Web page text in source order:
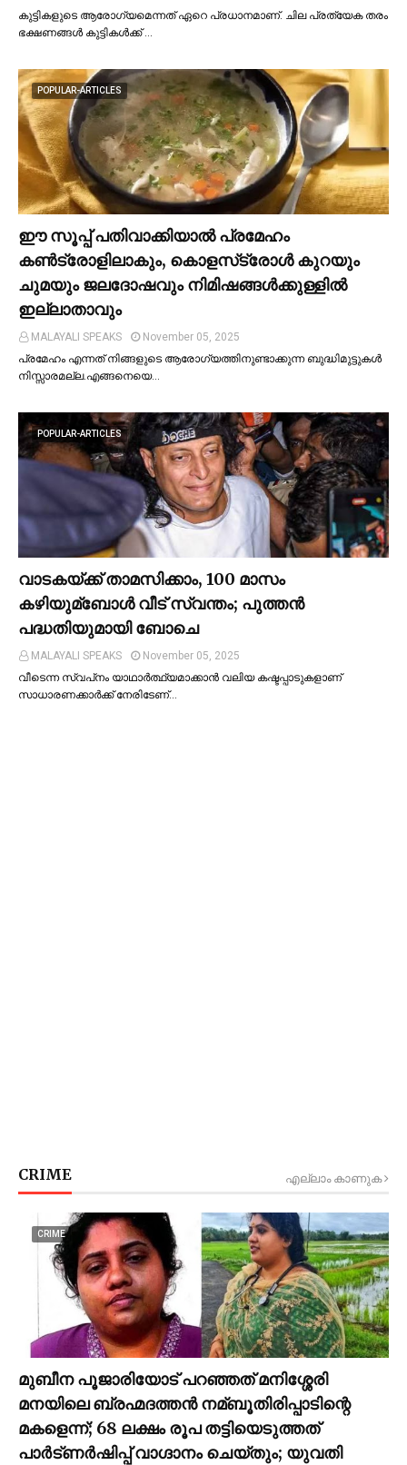
കുട്ടികളുടെ ആരോഗ്യമെന്നത് ഏറെ പ്രധാനമാണ്. ചില പ്രത്യേക തരം
ഭക്ഷണങ്ങള്‍ കുട്ടികള്‍ക്ക് …
POPULAR-ARTICLES
ഈ സൂപ്പ് പതിവാക്കിയാല്‍ പ്രമേഹം
കണ്‍ട്രോളിലാകും, കൊളസ്‌ട്രോള്‍ കുറയും
ചുമയും ജലദോഷവും നിമിഷങ്ങള്‍ക്കുള്ളില്‍
ഇല്ലാതാവും
MALAYALI SPEAKS
November 05, 2025
പ്രമേഹം എന്നത് നിങ്ങളുടെ ആരോഗ്യത്തിനുണ്ടാക്കുന്ന ബുദ്ധിമുട്ടുകള്‍
നിസ്സാരമല്ല.എങ്ങനെയെ…
POPULAR-ARTICLES
വാടകയ്ക്ക് താമസിക്കാം, 100 മാസം
കഴിയുമ്ബോള്‍ വീട് സ്വന്തം; പുത്തന്‍
പദ്ധതിയുമായി ബോചെ
MALAYALI SPEAKS
November 05, 2025
വീടെന്ന സ്വപ്‌നം യാഥാര്‍ത്ഥ്യമാക്കാന്‍ വലിയ കഷ്ടപ്പാടുകളാണ്
സാധാരണക്കാര്‍ക്ക് നേരിടേണ്…
CRIME എല്ലാം കാണുക
CRIME
മുബീന പൂജാരിയോട് പറഞ്ഞത് മനിശ്ശേരി
മനയിലെ ബ്രഹ്മദത്തൻ നമ്ബൂതിരിപ്പാടിന്റെ
മകളെന്ന്; 68 ലക്ഷം രൂപ തട്ടിയെടുത്തത്
പാര്‍ട്ണര്‍ഷിപ്പ് വാഗ്ദാനം ചെയ്തും; യുവതി